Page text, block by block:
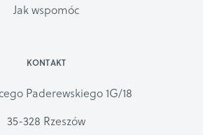
Jak wspomóc
KONTAKT
Paderewskiego 1G/18
35-328 Rzeszów